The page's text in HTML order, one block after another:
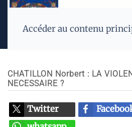
Accéder au contenu
CHATILLON Norbert : LA
NECESSAIRE ?
Twitter